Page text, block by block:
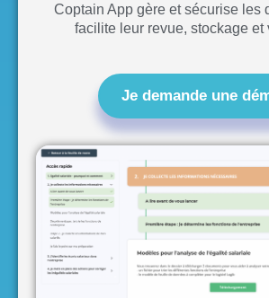
Coptain App gère et sécurise les
facilite leur revue, stockage et
Je demande une